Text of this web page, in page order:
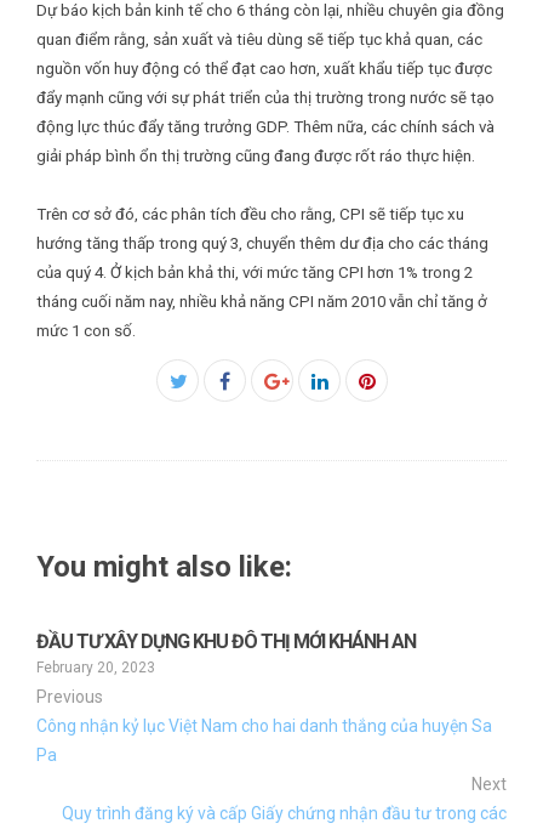
Dự báo kịch bản kinh tế cho 6 tháng còn lại, nhiều chuyên gia đồng
quan điểm rằng, sản xuất và tiêu dùng sẽ tiếp tục khả quan, các
nguồn vốn huy động có thể đạt cao hơn, xuất khẩu tiếp tục được
đẩy mạnh cũng với sự phát triển của thị trường trong nước sẽ tạo
động lực thúc đẩy tăng trưởng GDP. Thêm nữa, các chính sách và
giải pháp bình ổn thị trường cũng đang được rốt ráo thực hiện.
Trên cơ sở đó, các phân tích đều cho rằng, CPI sẽ tiếp tục xu
hướng tăng thấp trong quý 3, chuyển thêm dư địa cho các tháng
của quý 4. Ở kịch bản khả thi, với mức tăng CPI hơn 1% trong 2
tháng cuối năm nay, nhiều khả năng CPI năm 2010 vẫn chỉ tăng ở
mức 1 con số.
Facebook
You might also like:
ĐẦU TƯ XÂY DỰNG KHU ĐÔ THỊ MỚI KHÁNH AN
February 20, 2023
Previous
Công nhận kỷ lục Việt Nam cho hai danh thắng của huyện Sa
Pa
Next
Quy trình đăng ký và cấp Giấy chứng nhận đầu tư trong các